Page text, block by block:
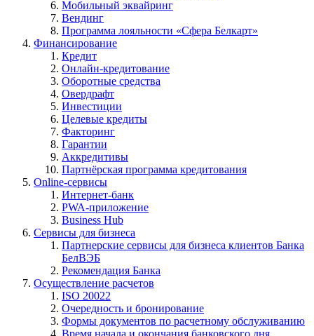
Мобильный эквайринг
Вендинг
Программа лояльности «Сфера Белкарт»
Финансирование
Кредит
Онлайн-кредитование
Оборотные средства
Овердрафт
Инвестиции
Целевые кредиты
Факторинг
Гарантии
Аккредитивы
Партнёрская программа кредитования
Online-сервисы
Интернет-банк
PWA-приложение
Business Hub
Сервисы для бизнеса
Партнерские сервисы для бизнеса клиентов Банка
БелВЭБ
Рекомендация Банка
Осуществление расчетов
ISO 20022
Очередность и бронирование
Формы документов по расчетному обслуживанию
Время начала и окончания банковского дня